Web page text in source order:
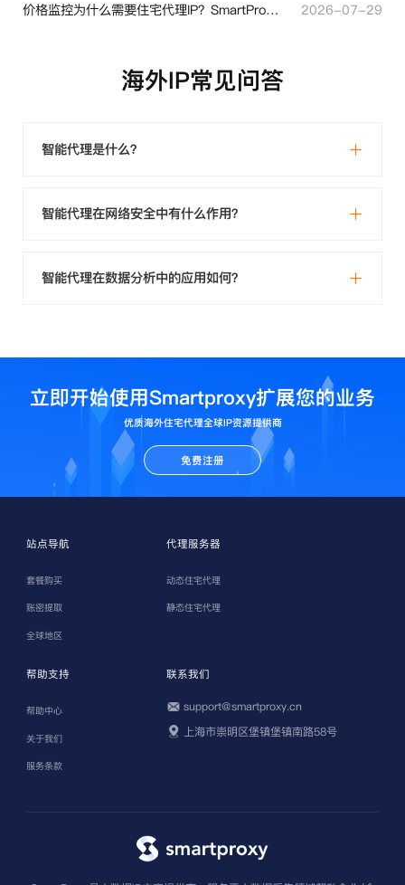
价格监控为什么需要住宅代理IP？SmartProxy助力跨境商家实现全球竞品数据采集
2026-07-29
海外IP常见问答
智能代理是什么？
智能代理在网络安全中有什么作用？
智能代理在数据分析中的应用如何？
立即开始使用Smartproxy扩展您的业务
优质海外住宅代理全球IP资源提供商
免费注册
站点导航
套餐购买
账密提取
全球地区
代理服务器
动态住宅代理
静态住宅代理
帮助支持
帮助中心
关于我们
服务条款
联系我们
support@smartproxy.cn
上海市崇明区堡镇堡镇南路58号